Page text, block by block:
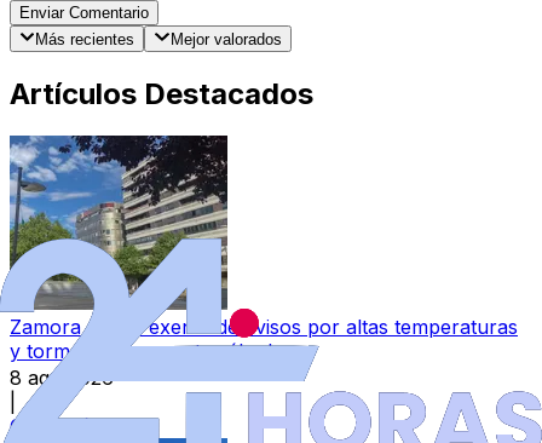
Enviar Comentario
Más recientes
Mejor valorados
Artículos Destacados
Zamora queda exenta de avisos por altas temperaturas
y tormentas para este sábado
8 ago 2026
Categoría:Local